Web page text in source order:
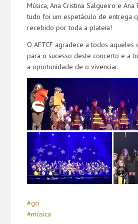
Música, Ana Cristina Salgueiro e Ana
tudo foi um espetáculo de entrega
recebido por toda a plateia!
O AETCF agradece a todos aqueles
para o sucesso deste concerto e a
a oportunidade de o vivenciar.
#gci
#música